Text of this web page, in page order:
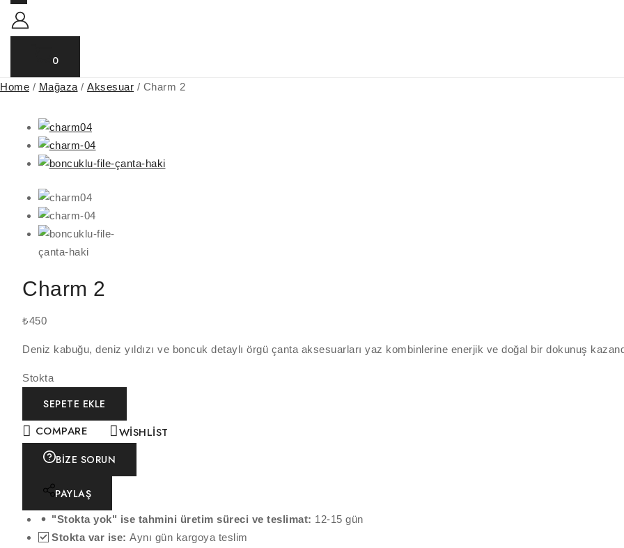
0
Home / Mağaza / Aksesuar / Charm 2
Charm 2
₺450
Deniz kabuğu, deniz yıldızı ve boncuk detaylı örgü çanta aksesuarları yaz kombinlerine enerjik ve doğal bir dokunuş
Stokta
SEPETE EKLE
COMPARE WISHLIST
BIZE SORUN
PAYLAŞ
"Stokta yok" ise tahmini üretim süreci ve teslimat: 12-15 gün
Stokta var ise: Aynı gün kargoya teslim